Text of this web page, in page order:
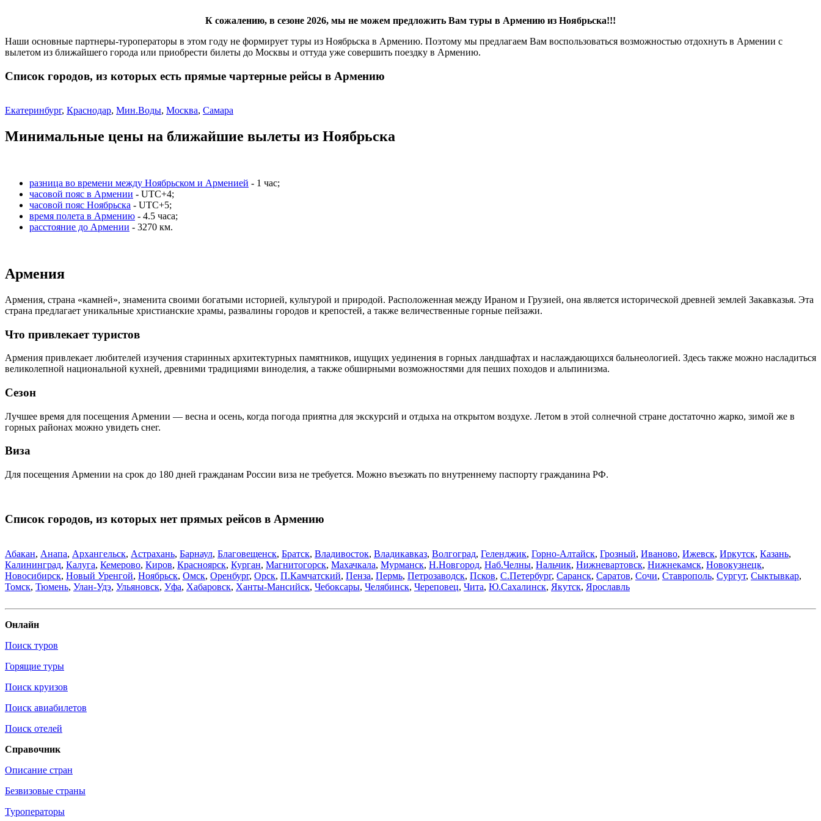
К сожалению, в сезоне 2026, мы не можем предложить Вам туры в Армению из Ноябрьска!!!
Наши основные партнеры-туроператоры в этом году не формирует туры из Ноябрьска в Армению. Поэтому мы предлагаем Вам воспользоваться возможностью отдохнуть в Армении с
вылетом из ближайшего города или приобрести билеты до Москвы и оттуда уже совершить поездку в Армению.
Список городов, из которых есть прямые чартерные рейсы в Армению
Екатеринбург, Краснодар, Мин.Воды, Москва, Самара
Минимальные цены на ближайшие вылеты из Ноябрьска
разница во времени между Ноябрьском и Арменией - 1 час;
часовой пояс в Армении - UTC+4;
часовой пояс Ноябрьска - UTC+5;
время полета в Армению - 4.5 часа;
расстояние до Армении - 3270 км.
Армения
Армения, страна «камней», знаменита своими богатыми историей, культурой и природой. Расположенная между Ираном и Грузией, она является исторической древней землей Закавказья. Эта
страна предлагает уникальные христианские храмы, развалины городов и крепостей, а также величественные горные пейзажи.
Что привлекает туристов
Армения привлекает любителей изучения старинных архитектурных памятников, ищущих уединения в горных ландшафтах и наслаждающихся бальнеологией. Здесь также можно насладиться
великолепной национальной кухней, древними традициями виноделия, а также обширными возможностями для пеших походов и альпинизма.
Сезон
Лучшее время для посещения Армении — весна и осень, когда погода приятна для экскурсий и отдыха на открытом воздухе. Летом в этой солнечной стране достаточно жарко, зимой же в
горных районах можно увидеть снег.
Виза
Для посещения Армении на срок до 180 дней гражданам России виза не требуется. Можно въезжать по внутреннему паспорту гражданина РФ.
Список городов, из которых нет прямых рейсов в Армению
Абакан, Анапа, Архангельск, Астрахань, Барнаул, Благовещенск, Братск, Владивосток, Владикавказ, Волгоград, Геленджик, Горно-Алтайск, Грозный, Иваново, Ижевск, Иркутск, Казань,
Калининград, Калуга, Кемерово, Киров, Красноярск, Курган, Магнитогорск, Махачкала, Мурманск, Н.Новгород, Наб.Челны, Нальчик, Нижневартовск, Нижнекамск, Новокузнецк,
Новосибирск, Новый Уренгой, Ноябрьск, Омск, Оренбург, Орск, П.Камчатский, Пенза, Пермь, Петрозаводск, Псков, С.Петербург, Саранск, Саратов, Сочи, Ставрополь, Сургут, Сыктывкар,
Томск, Тюмень, Улан-Удэ, Ульяновск, Уфа, Хабаровск, Ханты-Мансийск, Чебоксары, Челябинск, Череповец, Чита, Ю.Сахалинск, Якутск, Ярославль
Онлайн
Поиск туров
Горящие туры
Поиск круизов
Поиск авиабилетов
Поиск отелей
Справочник
Описание стран
Безвизовые страны
Туроператоры